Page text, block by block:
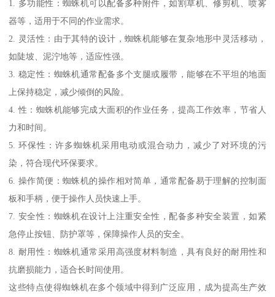
1. 多功能性：蜘蛛机可以配备多种附件，如割草机、修剪机、喷雾
器等，适用于不同的作业需求。
2. 灵活性：由于其特的设计，蜘蛛机能够在复杂地形中灵活移动，
如陡坡、泥泞地等，适应性强。
3. 稳定性：蜘蛛机通常配备多个支腿或履带，能够在不平坦的地面
上保持稳定，减少倾倒的风险。
4. 性：蜘蛛机能够完成大面积的作业任务，提高工作效率，节省人
力和时间。
5. 环保性：许多蜘蛛机采用电动或混合动力，减少了对环境的污
染，符合现代环保要求。
6. 操作简便：蜘蛛机的操作相对简单，通常配备易于理解的控制面
板和手柄，便于操作人员快速上手。
7. 安全性：蜘蛛机在设计上注重安全性，配备多种安全装置，如紧
急停止按钮、防护罩等，保障操作人员的安全。
8. 耐用性：蜘蛛机通常采用高强度材料制造，具有良好的耐用性和
抗磨损能力，适合长时间使用。
这些特点使得蜘蛛机在多个领域中得到广泛应用，成为提高生产效